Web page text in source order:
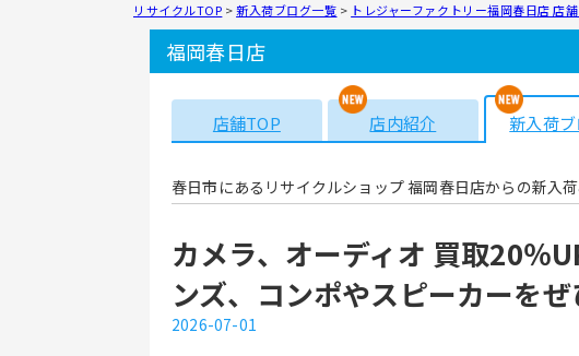
リサイクルTOP >新入荷ブログ一覧 > トレジャーファクトリー福岡春日店 店
福岡春日店
店舗TOP 店内紹介 新入荷
春日市にあるリサイクルショップ 福岡春日店からの新入
カメラ、オーディオ 買取20％
ンズ、コンポやスピーカーを
2026-07-01